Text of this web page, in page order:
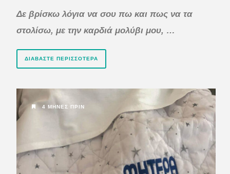
Δε βρίσκω λόγια να σου πω και πως να τα
στολίσω, με την καρδιά μολύβι μου, …
ΔΙΑΒΆΣΤΕ ΠΕΡΙΣΣΌΤΕΡΑ
4 ΜΉΝΕΣ ΠΡΙΝ